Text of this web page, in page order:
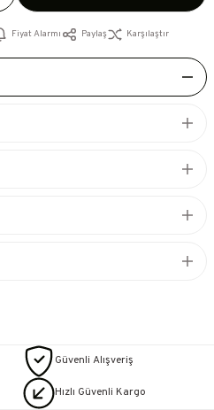
Fiyat Alarmı Paylaş Karşılaştır
Güvenli Alışveriş
Hızlı Güvenli Kargo